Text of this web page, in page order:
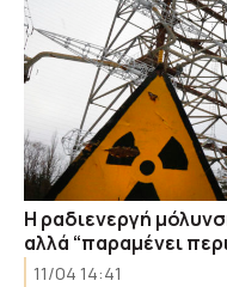
Η ραδιενεργή
αλλά “παραμένει
11/04 14:41